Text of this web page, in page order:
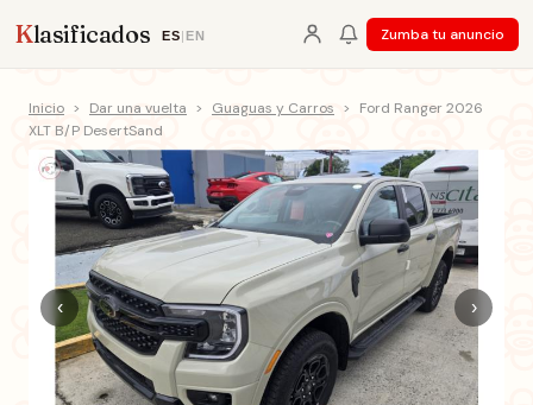
Klasificados ES| EN Zumba tu anuncio
Inicio > Dar una vuelta > Guaguas y Carros >
Ford Ranger 2026
XLT B/P DesertSand
‹ ›